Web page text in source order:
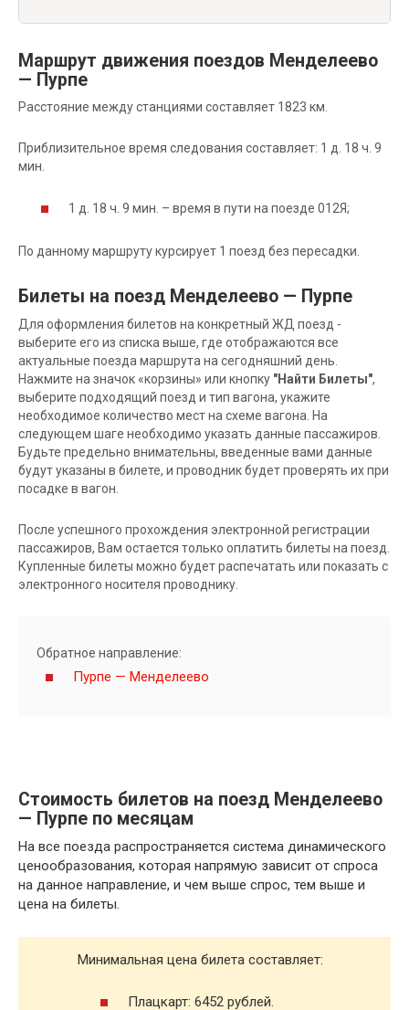
Маршрут движения поездов Менделеево
— Пурпе
Расстояние между станциями составляет 1823 км.
Приблизительное время следования составляет: 1 д. 18 ч. 9
мин.
1 д. 18 ч. 9 мин. – время в пути на поезде 012Я;
По данному маршруту курсирует 1 поезд без пересадки.
Билеты на поезд Менделеево — Пурпе
Для оформления билетов на конкретный ЖД поезд -
выберите его из списка выше, где отображаются все
актуальные поезда маршрута на сегодняшний день.
Нажмите на значок «корзины» или кнопку "Найти Билеты",
выберите подходящий поезд и тип вагона, укажите
необходимое количество мест на схеме вагона. На
следующем шаге необходимо указать данные пассажиров.
Будьте предельно внимательны, введенные вами данные
будут указаны в билете, и проводник будет проверять их при
посадке в вагон.
После успешного прохождения электронной регистрации
пассажиров, Вам остается только оплатить билеты на поезд.
Купленные билеты можно будет распечатать или показать с
электронного носителя проводнику.
Обратное направление:
Пурпе — Менделеево
Стоимость билетов на поезд Менделеево
— Пурпе по месяцам
На все поезда распространяется система динамического
ценообразования, которая напрямую зависит от спроса
на данное направление, и чем выше спрос, тем выше и
цена на билеты.
Минимальная цена билета составляет:
Плацкарт: 6452 рублей.